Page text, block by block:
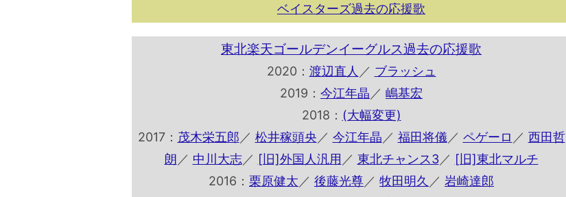
ベイスターズ過去の応援歌
東北楽天ゴールデンイーグルス過去の応援歌
2020： 渡辺直人 ／ ブラッシュ
2019： 今江年晶 ／ 嶋基宏
2018： (大幅変更)
2017： 茂木栄五郎 ／ 松井稼頭央 ／ 今江年晶 ／ 福田将儀／ ペゲーロ ／ 西田哲
朗 ／ 中川大志／ [旧]外国人汎用 ／ 東北チャンス3／ [旧]東北マルチ
2016： 栗原健太 ／ 後藤光尊／ 牧田明久 ／ 岩崎達郎